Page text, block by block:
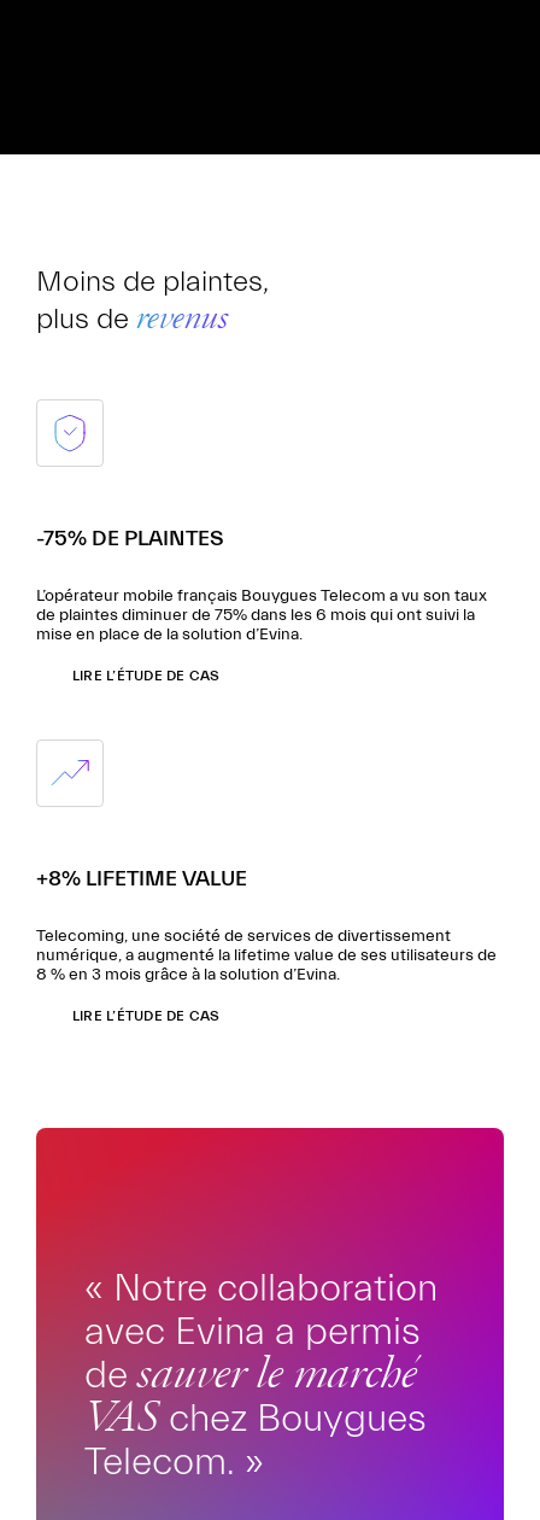
Moins de plaintes,
plus de revenus
-75% DE PLAINTES
L’opérateur mobile français Bouygues Telecom a vu son taux
de plaintes diminuer de 75% dans les 6 mois qui ont suivi la
mise en place de la solution d’Evina.
LIRE L’ÉTUDE DE CAS
+8% LIFETIME VALUE
Telecoming, une société de services de divertissement
numérique, a augmenté la lifetime value de ses utilisateurs de
8 % en 3 mois grâce à la solution d’Evina.
LIRE L’ÉTUDE DE CAS
« Notre collaboration
avec Evina a permis
desauver le marché
VASchez Bouygues
Telecom. »